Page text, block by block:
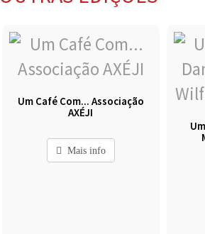
Um Café Com... Associação
AXÉJI
Mais info